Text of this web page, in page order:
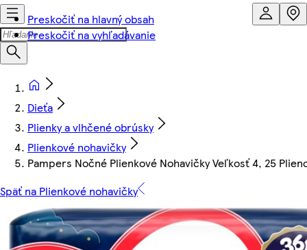
Preskočiť na hlavný obsah
Preskočiť na vyhľadávanie
Dieťa
Plienky a vlhčené obrúsky
Plienkové nohavičky
Pampers Nočné Plienkové Nohavičky Veľkosť 4, 25
Späť na Plienkové nohavičky